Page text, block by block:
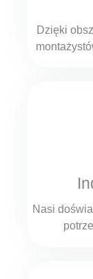
Dzięki
Nasi